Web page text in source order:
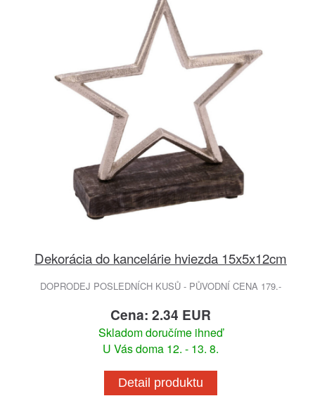
Dekorácia do kancelárie hviezda 15x5x12cm
DOPRODEJ POSLEDNÍCH KUSŮ - PŮVODNÍ CENA 179.-
Cena: 2.34 EUR
Skladom doručíme ihneď
U Vás doma 12. - 13. 8.
Detail produktu